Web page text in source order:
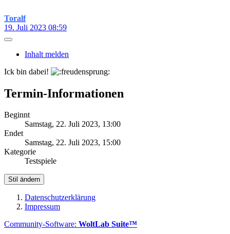
Toralf
19. Juli 2023 08:59
Inhalt melden
Ick bin dabei!
Termin-Informationen
Beginnt
Samstag, 22. Juli 2023, 13:00
Endet
Samstag, 22. Juli 2023, 15:00
Kategorie
Testspiele
Stil ändern
Datenschutzerklärung
Impressum
Community-Software: WoltLab Suite™